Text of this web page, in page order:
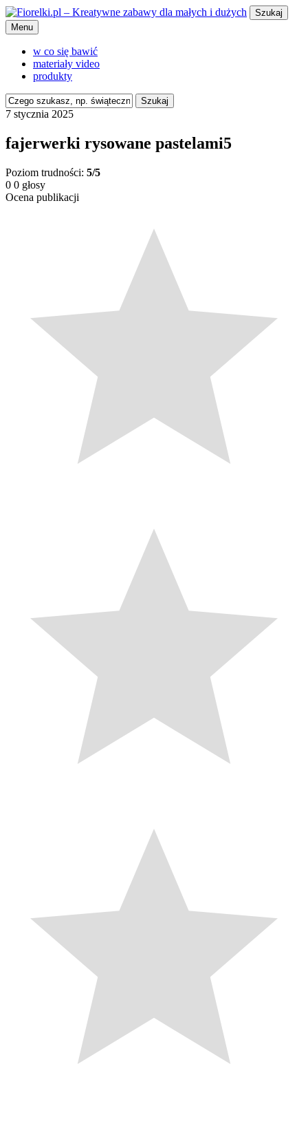
Szukaj
Menu
w co się bawić
materiały video
produkty
Szukaj
7 stycznia 2025
fajerwerki rysowane pastelami5
Poziom trudności: 5/5
0 0 głosy
Ocena publikacji